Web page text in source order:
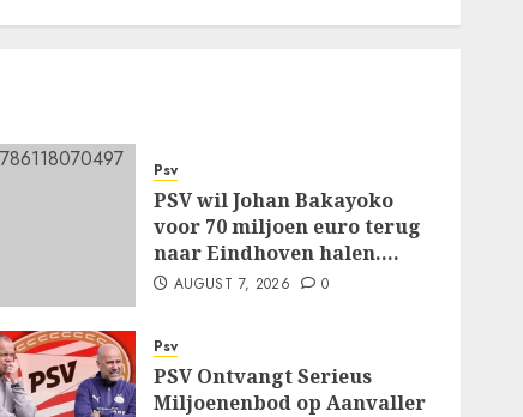
Psv
PSV wil Johan Bakayoko
voor 70 miljoen euro terug
naar Eindhoven halen….
AUGUST 7, 2026 0
Psv
PSV Ontvangt Serieus
Miljoenenbod op Aanvaller